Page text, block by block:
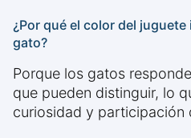
¿Por qué el color del
gato?
Porque los gatos
que pueden distinguir, lo
curiosidad y participación